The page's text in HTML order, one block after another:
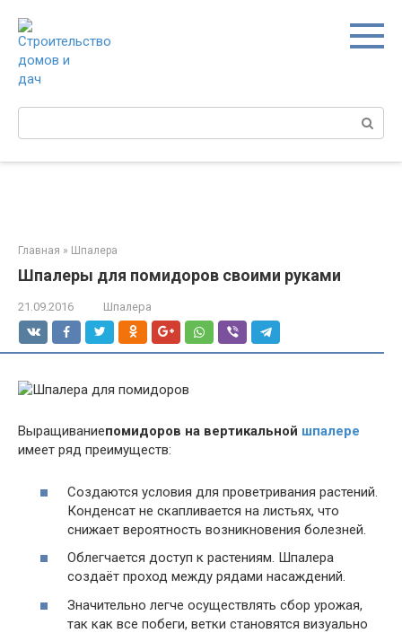
контенту
Главная » Шпалера
Шпалеры для помидоров своими руками
21.09.2016 Шпалера
Выращиваниепомидоров на вертикальной шпалере
имеет ряд преимуществ:
Создаются условия для проветривания растений.
Конденсат не скапливается на листьях, что
снижает вероятность возникновения болезней.
Облегчается доступ к растениям. Шпалера
создаёт проход между рядами насаждений.
Значительно легче осуществлять сбор урожая,
так как все побеги, ветки становятся визуально